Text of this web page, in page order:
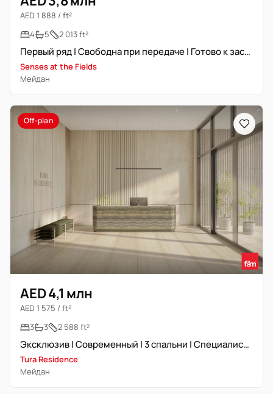
AED 1 888 / ft²
4
5 2 013 ft²
Первый ряд | Свободна при передаче | Готово к заселению | Опт цена
Senses at the Fields
Мейдан
Off-plan
AED 4,1 млн
AED 1 575 / ft²
3
3 2 588 ft²
Эксклюзив | Современный | 3 спальни | Специалист сообщества
Tura Residence
Мейдан